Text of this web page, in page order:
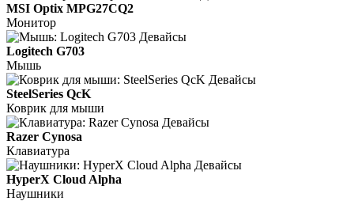
MSI Optix MPG27CQ2
Монитор
Logitech G703
Мышь
SteelSeries QcK
Коврик для мыши
Razer Cynosa
Клавиатура
HyperX Cloud Alpha
Наушники